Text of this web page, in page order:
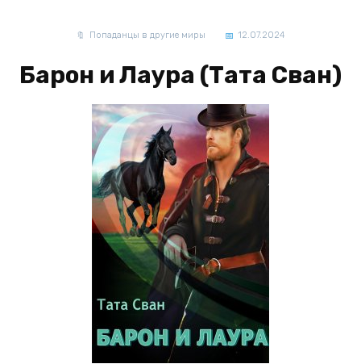
Попаданцы в другие миры 12.07.2024
Барон и Лаура (Тата Сван)